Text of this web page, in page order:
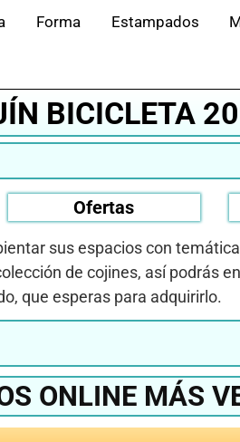
Forma Estampados
BICICLETA
Ofertas
sus espacios con
de cojines, así podrás
que esperas para adquirirlo.
ONLINE MÁS